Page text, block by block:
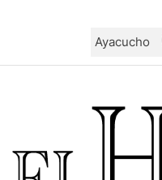
the
Ayacucho